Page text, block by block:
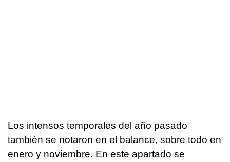
Los intensos temporales del año pasado
también se notaron en el balance, sobre todo en
enero y noviembre. En este apartado se